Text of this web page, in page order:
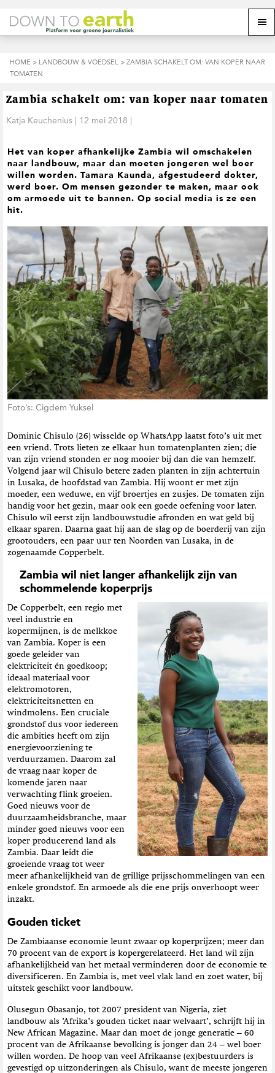
p
r
n
a
r
h
o
o
f
d
n
g
t
i
e
o
o
n
r
e
o
f
d
i
n
h
p
r
n
a
r
v
o
e
t
t
e
M
n
HOME > LANDBOUW & VOEDSEL > ZAMBIA SCHAKELT OM: VAN KOPER NAAR
TOMATEN
Zambia schakelt om: van koper naar tomaten
Katja Keuchenius | 12 mei 2018 |
Het van koper afhankelijke Zambia wil omschakelen
naar landbouw, maar dan moeten jongeren wel boer
willen worden. Tamara Kaunda, afgestudeerd dokter,
werd boer. Om mensen gezonder te maken, maar ook
om armoede uit te bannen. Op social media is ze een
hit.
Foto’s: Cigdem Yuksel
Dominic Chisulo (26) wisselde op WhatsApp laatst foto’s uit met
een vriend. Trots lieten ze elkaar hun tomatenplanten zien; die
van zijn vriend stonden er nog mooier bij dan die van hemzelf.
Volgend jaar wil Chisulo betere zaden planten in zijn achtertuin
in Lusaka, de hoofdstad van Zambia. Hij woont er met zijn
moeder, een weduwe, en vijf broertjes en zusjes. De tomaten zijn
handig voor het gezin, maar ook een goede oefening voor later.
Chisulo wil eerst zijn landbouwstudie afronden en wat geld bij
elkaar sparen. Daarna gaat hij aan de slag op de boerderij van zijn
grootouders, een paar uur ten Noorden van Lusaka, in de
zogenaamde Copperbelt.
Zambia wil niet langer afhankelijk zijn van
schommelende koperprijs
De Copperbelt, een regio met
veel industrie en
kopermijnen, is de melkkoe
van Zambia. Koper is een
goede geleider van
elektriciteit én goedkoop;
ideaal materiaal voor
elektromotoren,
elektriciteitsnetten en
windmolens. Een cruciale
grondstof dus voor iedereen
die ambities heeft om zijn
energievoorziening te
verduurzamen. Daarom zal
de vraag naar koper de
komende jaren naar
verwachting flink groeien.
Goed nieuws voor de
duurzaamheidsbranche, maar
minder goed nieuws voor een
koper producerend land als
Zambia. Daar leidt die
groeiende vraag tot weer
meer afhankelijkheid van de grillige prijsschommelingen van een
enkele grondstof. En armoede als die ene prijs onverhoopt weer
inzakt.
Gouden ticket
De Zambiaanse economie leunt zwaar op koperprijzen; meer dan
70 procent van de export is kopergerelateerd. Het land wil zijn
afhankelijkheid van het metaal verminderen door de economie te
diversificeren. En Zambia is, met veel vlak land en zoet water, bij
uitstek geschikt voor landbouw.
Olusegun Obasanjo, tot 2007 president van Nigeria, ziet
landbouw als ‘Afrika’s gouden ticket naar welvaart’, schrijft hij in
New African Magazine. Maar dan moet de jonge generatie – 60
procent van de Afrikaanse bevolking is jonger dan 24 – wel boer
willen worden. De hoop van veel Afrikaanse (ex)bestuurders is
gevestigd op uitzonderingen als Chisulo, want de meeste jongeren